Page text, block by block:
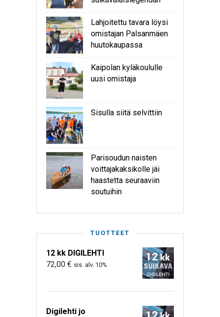
Lahjoitettu tavara löysi
omistajan Palsanmäen
huutokaupassa
Kaipolan kyläkoululle
uusi omistaja
Sisulla siitä selvittiin
Parisoudun naisten
voittajakaksikolle jäi
haastetta seuraaviin
soutuihin
TUOTTEET
12 kk DIGILEHTI
72,00 € sis. alv. 10%
Digilehti jo